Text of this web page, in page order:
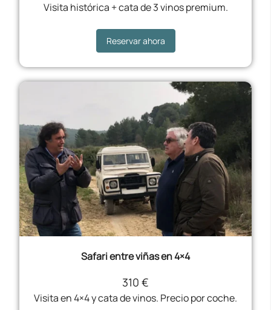
Visita histórica + cata de 3 vinos premium.
Reservar ahora
Safari entre viñas en 4×4
310 €
Visita en 4×4 y cata de vinos. Precio por coche.